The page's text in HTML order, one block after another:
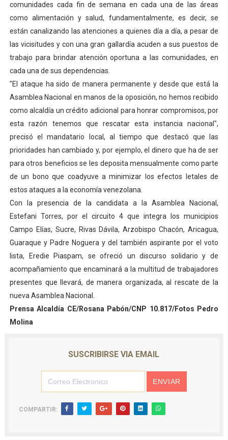
Ibime inició tradicional plan vacacional Aventuras en
Merideños disfrutarán del Plan Agosto Escuelas
Recreación y formación fortalecen la integración
Consolidan planificación técnica en el Complejo
comunidades cada fin de semana en cada una de las áreas
como alimentación y salud, fundamentalmente, es decir, se
están canalizando las atenciones a quienes día a día, a pesar de
las vicisitudes y con una gran gallardía acuden a sus puestos de
trabajo para brindar atención oportuna a las comunidades, en
cada una de sus dependencias.
"El ataque ha sido de manera permanente y desde que está la
Asamblea Nacional en manos de la oposición, no hemos recibido
como alcaldía un crédito adicional para honrar compromisos, por
esta razón tenemos que rescatar esta instancia nacional",
precisó el mandatario local, al tiempo que destacó que las
prioridades han cambiado y, por ejemplo, el dinero que ha de ser
para otros beneficios se les deposita mensualmente como parte
de un bono que coadyuve a minimizar los efectos letales de
estos ataques a la economía venezolana.
Con la presencia de la candidata a la Asamblea Nacional,
Estefani Torres, por el circuito 4 que integra los municipios
Campo Elías, Sucre, Rivas Dávila, Arzobispo Chacón, Aricagua,
Guaraque y Padre Noguera y del también aspirante por el voto
lista, Eredie Piaspam, se ofreció un discurso solidario y de
acompañamiento que encaminará a la multitud de trabajadores
presentes que llevará, de manera organizada, al rescate de la
nueva Asamblea Nacional.
Prensa Alcaldía CE/Rosana Pabón/CNP 10.817/Fotos Pedro
Molina
SUSCRIBIRSE VIA EMAIL
COMPARTIR: